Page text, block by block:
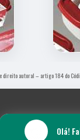
direito autoral – artigo 184 do
Olá!